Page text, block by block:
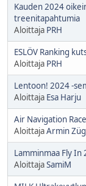
Kauden 2024
treenitapahtumia
Aloittaja PRH
ESLÖV Ranking
Aloittaja PRH
Lentoon! 2024 -
Aloittaja Esa Harju
Air Navigation
AloittajaArmin
Lamminmaa Fly In
AloittajaSamiM